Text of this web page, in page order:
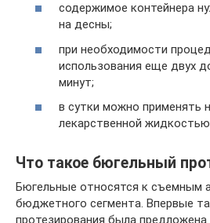
содержимое контейнера
на десны;
при необходимости
использования еще двух
минут;
в сутки можно применять
лекарственной
Что такое бюгельный
Бюгельные относятся к съемным
бюджетного сегмента. Впервые
протезирования была